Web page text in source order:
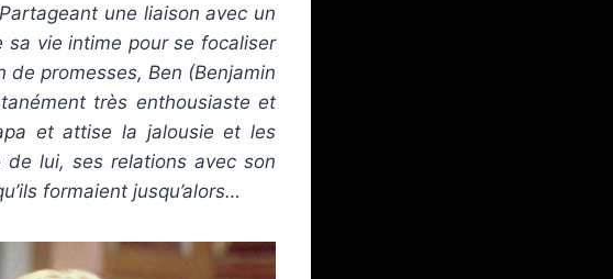
une liaison avec un
sa vie intime pour se focaliser
promesses, Ben (Benjamin
très enthousiaste et
et attise la jalousie et les
de lui, ses relations avec son
formaient jusqu’alors…